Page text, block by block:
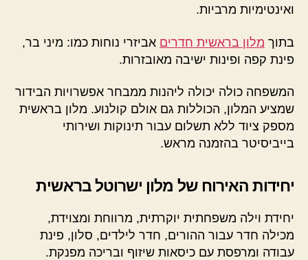
ואינטימיות מרביות.
בתוך מלון בראשית חדרים אביזרי נוחות כמו: מיני בר,
פינת קפה ופינות ישיבה מאובזרות.
המשפחה כולה יכולה ליהנות ממבחר אפשרויות הבידור
שמציע המלון, הכוללות גם אולם קולנוע. מלון בראשית
מספק ציוד ללא תשלום עבור תינוקות ושירותי
בייביסיטר בהזמנה מראש.
יחידות האירוח של מלון ישרוטל בראשית
יחידת וילה משפחתית יוקרתית, מרווחת ומצוידת,
מכילה חדר עבור ההורים, חדר לילדים, סלון, פינת
עבודה ומרפסת עם כיסאות שיזוף ובריכה מפנקת.